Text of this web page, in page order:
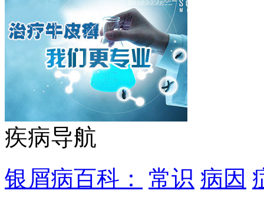
疾病导航
银屑病百科：
常识 病因